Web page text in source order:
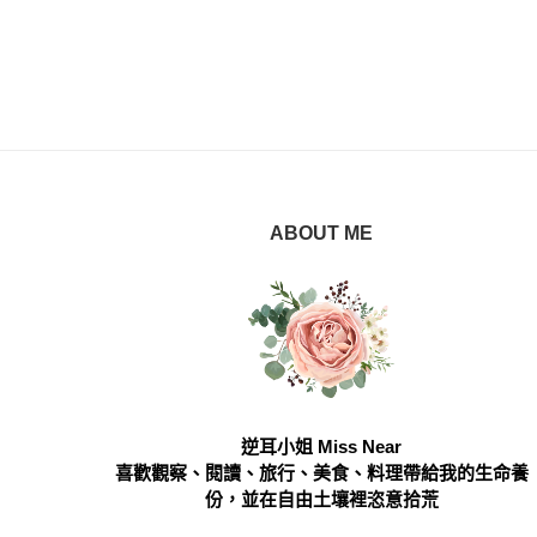
ABOUT ME
逆耳小姐 Miss Near
喜歡觀察、閱讀、旅行、美食、料理帶給我的生命養
份，並在自由土壤裡恣意拾荒